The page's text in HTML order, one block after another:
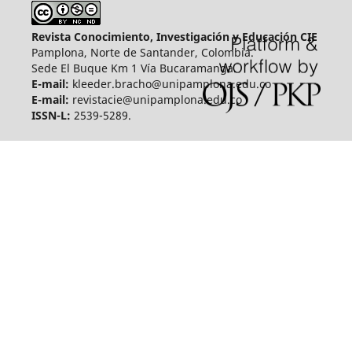
Revista Conocimiento, Investigación y Educación CIE
Pamplona, Norte de Santander, Colombia.
Sede El Buque Km 1 Vía Bucaramanga.
E-mail: kleeder.bracho@unipamplona.edu.co
E-mail: revistacie@unipamplona.edu.co
ISSN-L: 2539-5289.